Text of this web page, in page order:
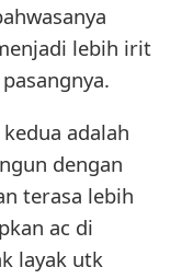
lebih irit
adalah
dengan
terasa lebih
ac di
layak utk